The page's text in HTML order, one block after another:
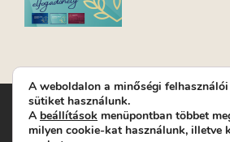
Turay Ida Színház Közhasznú
helyszín: Turay Ida Színház 1089
A weboldalon a minőségi felhasználói
sütiket használunk.
A beállítások menüpontban többet
milyen cookie-kat használunk, illetve